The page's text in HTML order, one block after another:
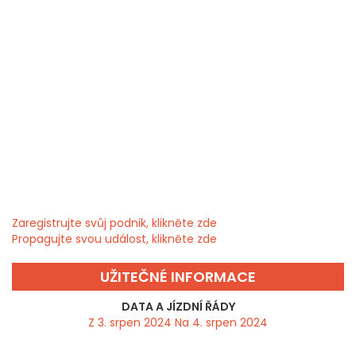
Zaregistrujte svůj podnik, klikněte zde
Propagujte svou událost, klikněte zde
UŽITEČNÉ INFORMACE
DATA A JÍZDNÍ ŘÁDY
Z 3. srpen 2024 Na 4. srpen 2024